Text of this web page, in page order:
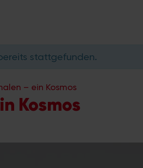
stattgefunden.
– ein Kosmos
Kosmos